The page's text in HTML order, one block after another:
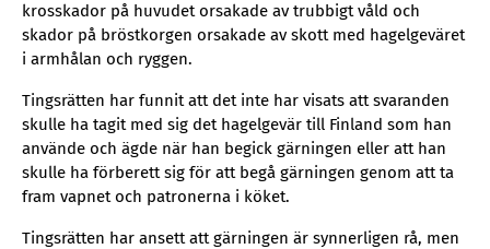
krosskador på huvudet orsakade av trubbigt våld och
skador på bröstkorgen orsakade av skott med hagelgeväret
i armhålan och ryggen.
Tingsrätten har funnit att det inte har visats att svaranden
skulle ha tagit med sig det hagelgevär till Finland som han
använde och ägde när han begick gärningen eller att han
skulle ha förberett sig för att begå gärningen genom att ta
fram vapnet och patronerna i köket.
Tingsrätten har ansett att gärningen är synnerligen rå, men